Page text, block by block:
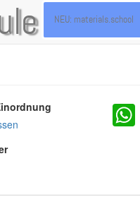
NEU: materials.school